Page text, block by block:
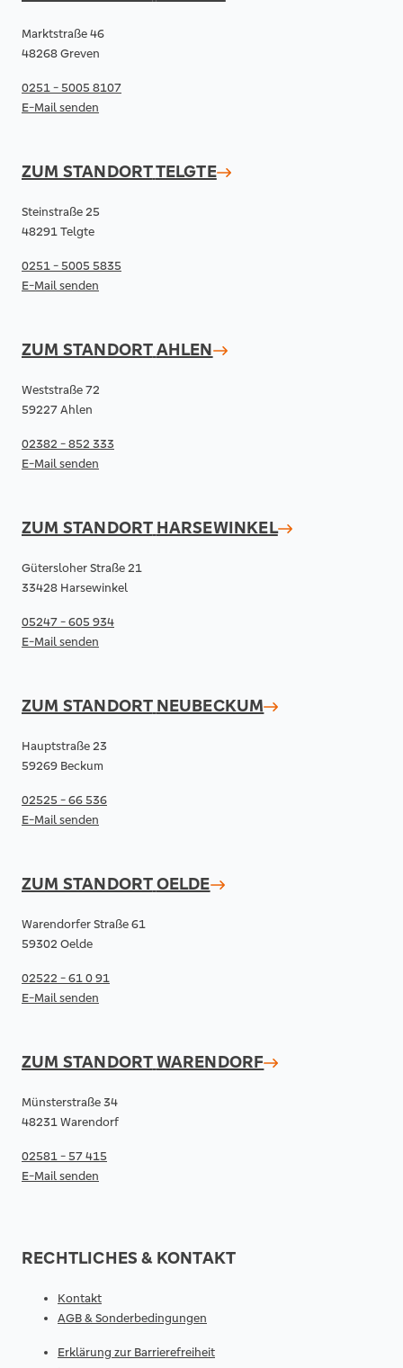
Marktstraße 46
48268 Greven
0251 - 5005 8107
E-Mail senden
ZUM STANDORTTELGTE
Steinstraße 25
48291 Telgte
0251 - 5005 5835
E-Mail senden
ZUM STANDORTAHLEN
Weststraße 72
59227 Ahlen
02382 - 852 333
E-Mail senden
ZUM STANDORT HARSEWINKEL
Gütersloher Straße 21
33428 Harsewinkel
05247 - 605 934
E-Mail senden
ZUM STANDORT NEUBECKUM
Hauptstraße 23
59269 Beckum
02525 - 66 536
E-Mail senden
ZUM STANDORTOELDE
Warendorfer Straße 61
59302 Oelde
02522 - 61 0 91
E-Mail senden
ZUM STANDORTWARENDORF
Münsterstraße 34
48231 Warendorf
02581 - 57 415
E-Mail senden
RECHTLICHES & KONTAKT
Kontakt
AGB & Sonderbedingungen
Erklärung zur Barrierefreiheit